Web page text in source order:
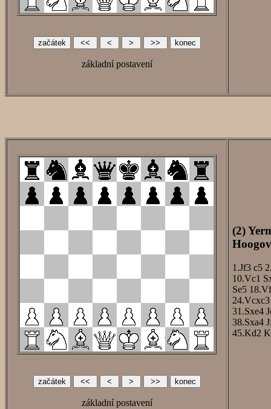
základní postavení
základní postavení
(2)
1.Jf3 c5
10.Vc1
Se5
24.Vcxc3
31.Sxe4
38.Sxa4
45.Kd2